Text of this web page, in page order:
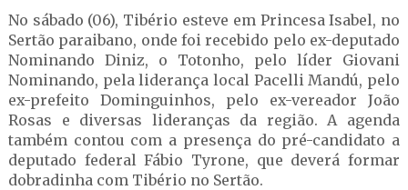
No sábado (06), Tibério esteve em Princesa Isabel, no
Sertão paraibano, onde foi recebido pelo ex-deputado
Nominando Diniz, o Totonho, pelo líder Giovani
Nominando, pela liderança local Pacelli Mandú, pelo
ex-prefeito Dominguinhos, pelo ex-vereador João
Rosas e diversas lideranças da região. A agenda
também contou com a presença do pré-candidato a
deputado federal Fábio Tyrone, que deverá formar
dobradinha com Tibério no Sertão.